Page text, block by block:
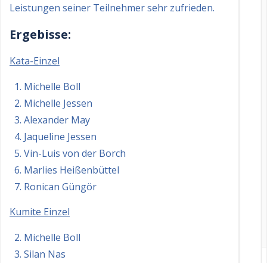
Leistungen seiner Teilnehmer sehr zufrieden.
Ergebisse:
Kata-Einzel
Michelle Boll
Michelle Jessen
Alexander May
Jaqueline Jessen
Vin-Luis von der Borch
Marlies Heißenbüttel
Ronican Güngör
Kumite Einzel
Michelle Boll
Silan Nas